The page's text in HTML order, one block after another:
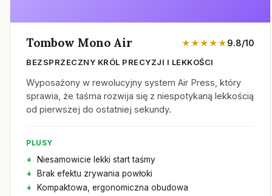
Tombow Mono Air ★★★★★9.8/10
BEZSPRZECZNY KRÓL PRECYZJI I LEKKOŚCI
Wyposażony w rewolucyjny system Air Press, który
sprawia, że taśma rozwija się z niespotykaną lekkością
od pierwszej do ostatniej sekundy.
PLUSY
Niesamowicie lekki start taśmy
Brak efektu zrywania powłoki
Kompaktowa, ergonomiczna obudowa